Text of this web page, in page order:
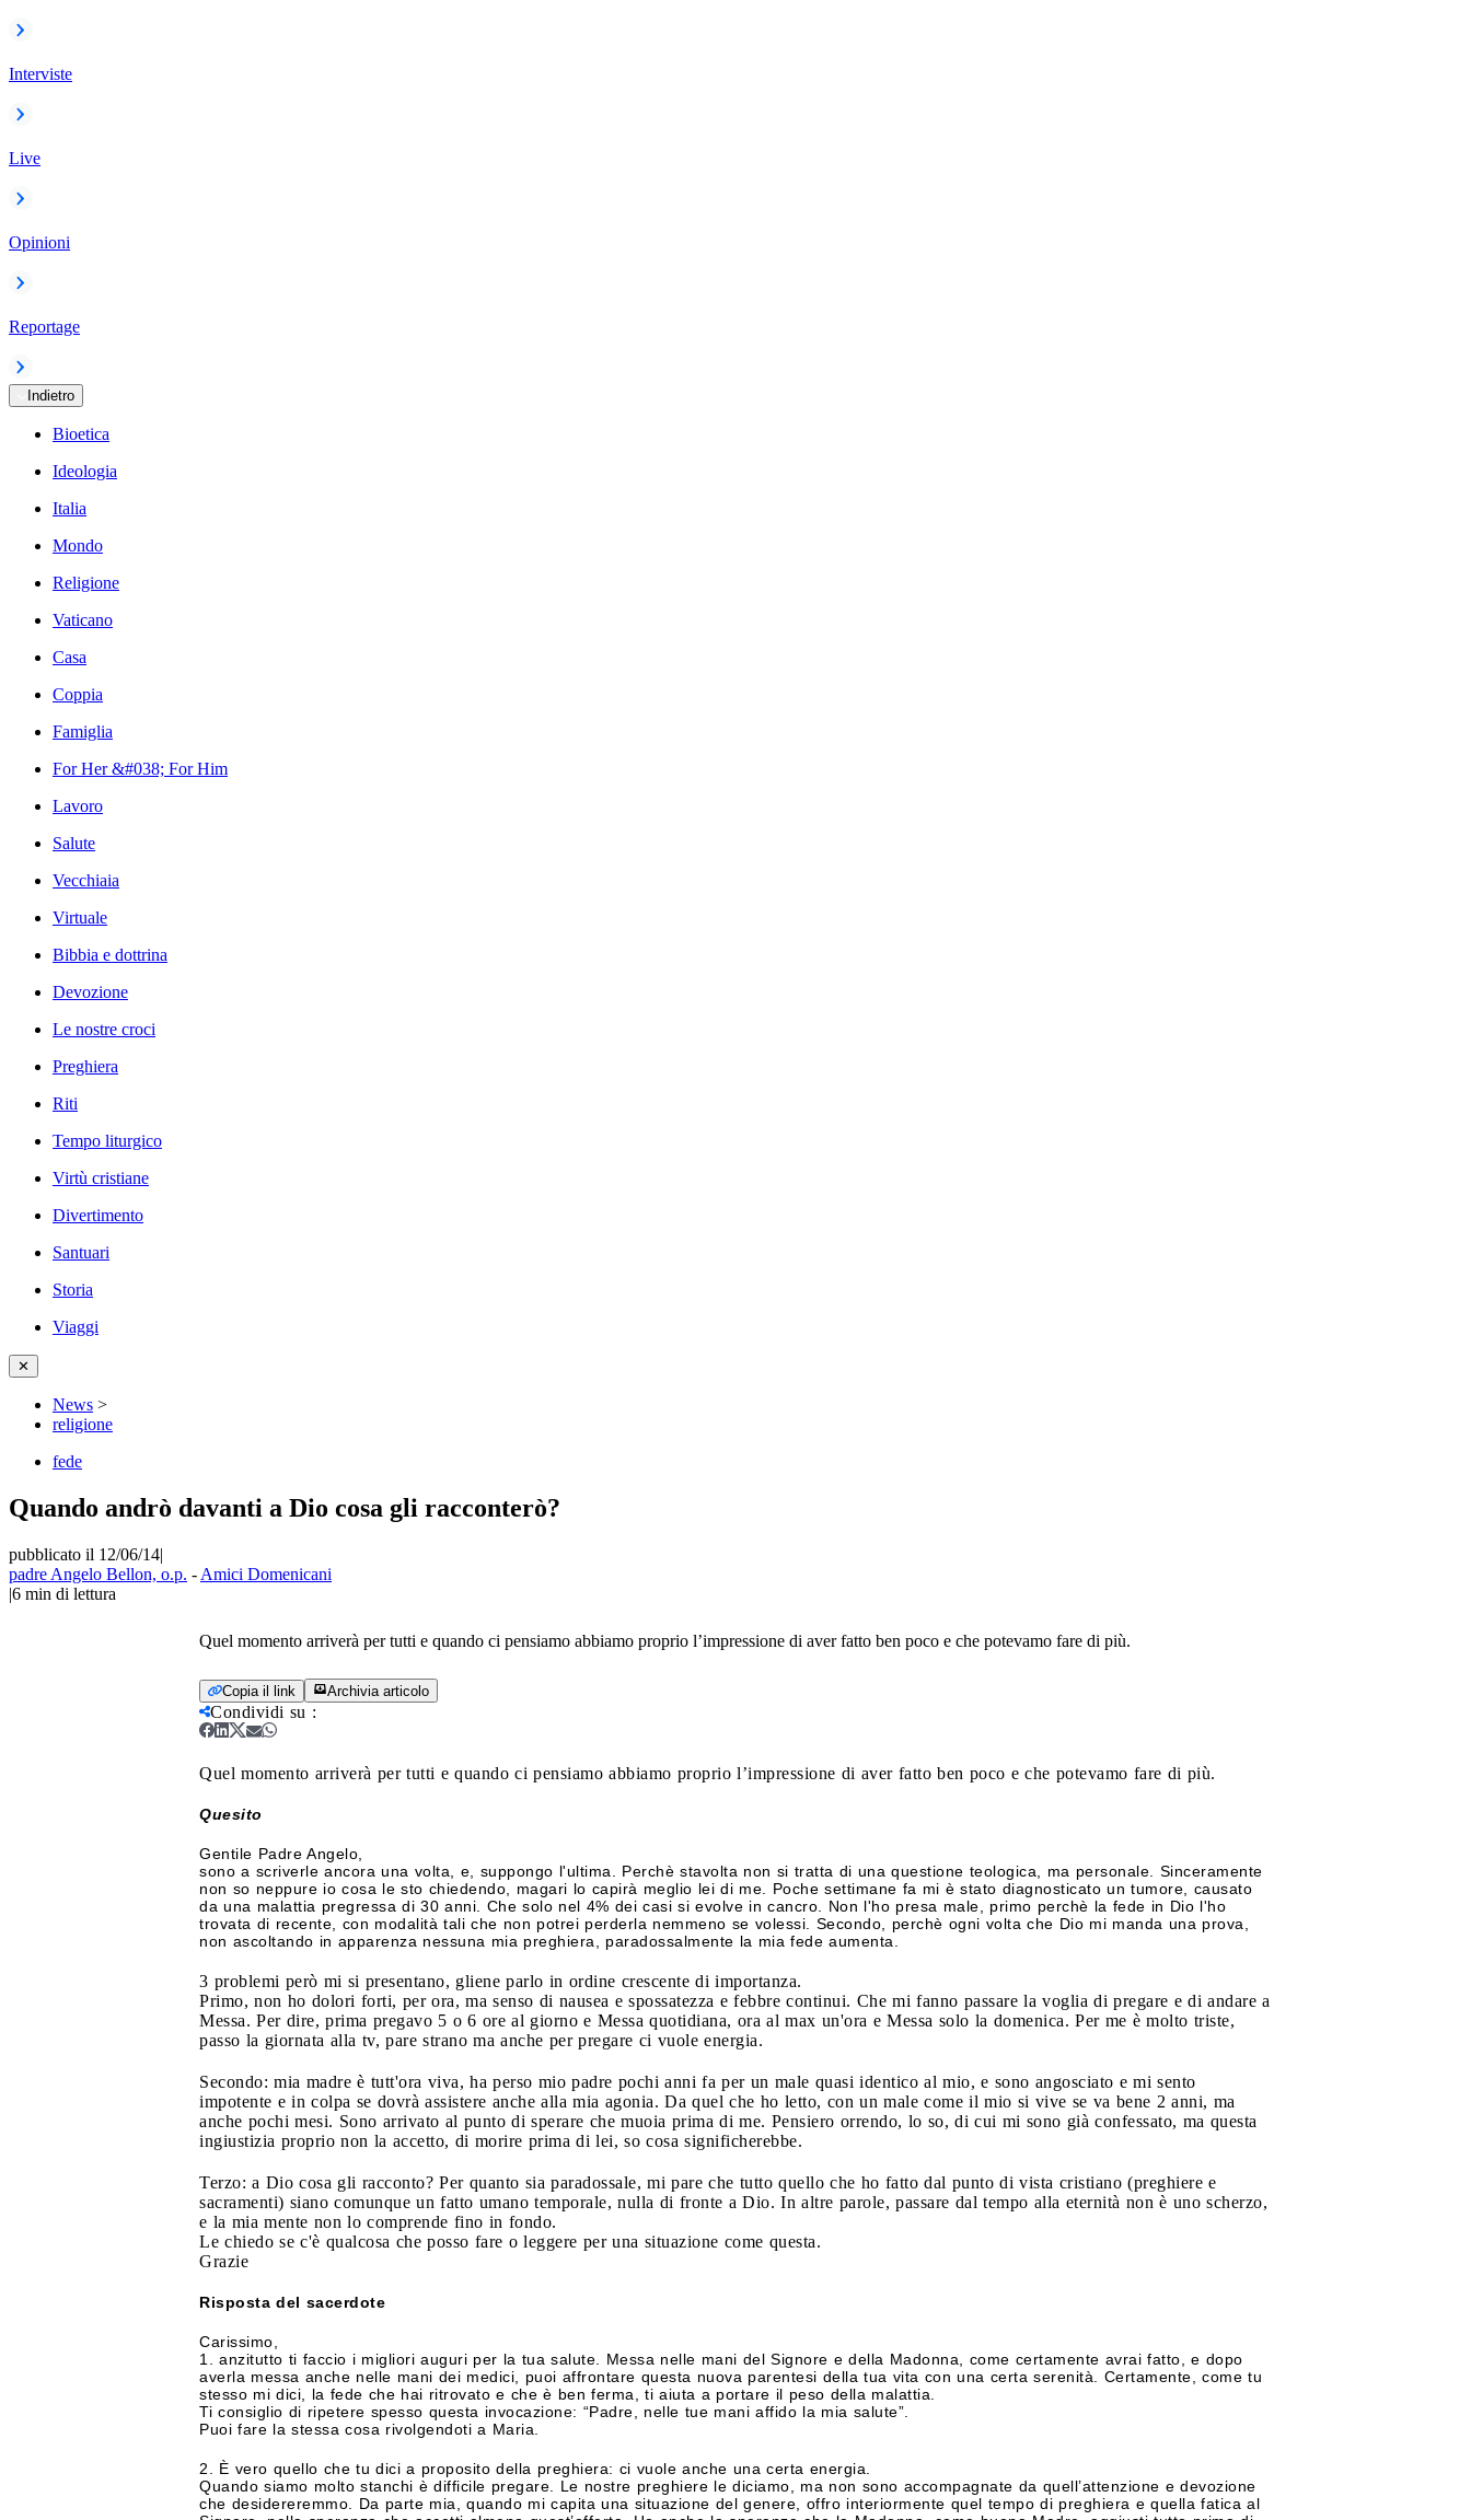
Interviste
Live
Opinioni
Reportage
Indietro
Bioetica
Ideologia
Italia
Mondo
Religione
Vaticano
Casa
Coppia
Famiglia
For Her &#038; For Him
Lavoro
Salute
Vecchiaia
Virtuale
Bibbia e dottrina
Devozione
Le nostre croci
Preghiera
Riti
Tempo liturgico
Virtù cristiane
Divertimento
Santuari
Storia
Viaggi
✕
News >
religione
fede
Quando andrò davanti a Dio cosa gli racconterò?
pubblicato il 12/06/14|
padre Angelo Bellon, o.p. - Amici Domenicani
|6 min di lettura
Quel momento arriverà per tutti e quando ci pensiamo abbiamo proprio l’impressione di aver fatto ben poco e che potevamo fare di più.
Copia il link Archivia articolo
Condividi su :
Quel momento arriverà per tutti e quando ci pensiamo abbiamo proprio l’impressione di aver fatto ben poco e che potevamo fare di più.
Quesito
Gentile Padre Angelo,
sono a scriverle ancora una volta, e, suppongo l'ultima. Perchè stavolta non si tratta di una questione teologica, ma personale. Sinceramente
non so neppure io cosa le sto chiedendo, magari lo capirà meglio lei di me. Poche settimane fa mi è stato diagnosticato un tumore, causato
da una malattia pregressa di 30 anni. Che solo nel 4% dei casi si evolve in cancro. Non l'ho presa male, primo perchè la fede in Dio l'ho
trovata di recente, con modalità tali che non potrei perderla nemmeno se volessi. Secondo, perchè ogni volta che Dio mi manda una prova,
non ascoltando in apparenza nessuna mia preghiera, paradossalmente la mia fede aumenta.
3 problemi però mi si presentano, gliene parlo in ordine crescente di importanza.
Primo, non ho dolori forti, per ora, ma senso di nausea e spossatezza e febbre continui. Che mi fanno passare la voglia di pregare e di andare a
Messa. Per dire, prima pregavo 5 o 6 ore al giorno e Messa quotidiana, ora al max un'ora e Messa solo la domenica. Per me è molto triste,
passo la giornata alla tv, pare strano ma anche per pregare ci vuole energia.
Secondo: mia madre è tutt'ora viva, ha perso mio padre pochi anni fa per un male quasi identico al mio, e sono angosciato e mi sento
impotente e in colpa se dovrà assistere anche alla mia agonia. Da quel che ho letto, con un male come il mio si vive se va bene 2 anni, ma
anche pochi mesi. Sono arrivato al punto di sperare che muoia prima di me. Pensiero orrendo, lo so, di cui mi sono già confessato, ma questa
ingiustizia proprio non la accetto, di morire prima di lei, so cosa significherebbe.
Terzo: a Dio cosa gli racconto? Per quanto sia paradossale, mi pare che tutto quello che ho fatto dal punto di vista cristiano (preghiere e
sacramenti) siano comunque un fatto umano temporale, nulla di fronte a Dio. In altre parole, passare dal tempo alla eternità non è uno scherzo,
e la mia mente non lo comprende fino in fondo.
Le chiedo se c'è qualcosa che posso fare o leggere per una situazione come questa.
Grazie
Risposta del sacerdote
Carissimo,
1. anzitutto ti faccio i migliori auguri per la tua salute. Messa nelle mani del Signore e della Madonna, come certamente avrai fatto, e dopo
averla messa anche nelle mani dei medici, puoi affrontare questa nuova parentesi della tua vita con una certa serenità. Certamente, come tu
stesso mi dici, la fede che hai ritrovato e che è ben ferma, ti aiuta a portare il peso della malattia.
Ti consiglio di ripetere spesso questa invocazione: “Padre, nelle tue mani affido la mia salute”.
Puoi fare la stessa cosa rivolgendoti a Maria.
2. È vero quello che tu dici a proposito della preghiera: ci vuole anche una certa energia.
Quando siamo molto stanchi è difficile pregare. Le nostre preghiere le diciamo, ma non sono accompagnate da quell’attenzione e devozione
che desidereremmo. Da parte mia, quando mi capita una situazione del genere, offro interiormente quel tempo di preghiera e quella fatica al